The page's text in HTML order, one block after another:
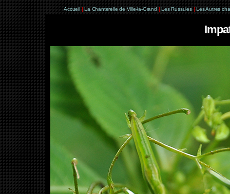
Accueil | La Chanterelle de Ville-la-Grand | Les Russules | Les Autres